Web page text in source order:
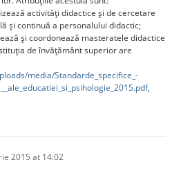
activități didactice și de cercetare
și continuă a personalului didactic;
și coordonează masteratele didactice
de învățământ superior are
media/Standarde_specifice_-
,
2015 at 14:02